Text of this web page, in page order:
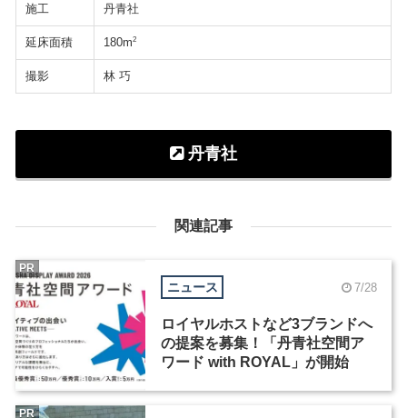
施工 丹青社
延床面積 180m2
撮影 林 巧
丹青社
関連記事
ニュース 7/28
ロイヤルホストなど3ブランドへ
の提案を募集！「丹青社空間ア
ワード with ROYAL」が開始
PR
PR